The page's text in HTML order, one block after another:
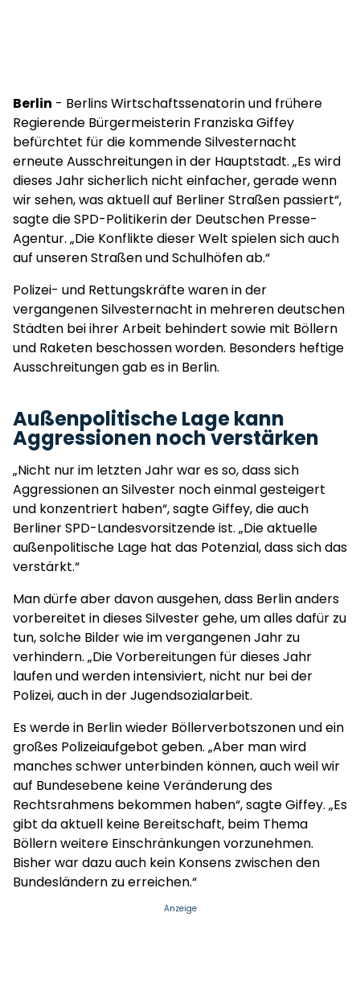
Berlin - Berlins Wirtschaftssenatorin und frühere
Regierende Bürgermeisterin Franziska Giffey
befürchtet für die kommende Silvesternacht
erneute Ausschreitungen in der Hauptstadt. „Es wird
dieses Jahr sicherlich nicht einfacher, gerade wenn
wir sehen, was aktuell auf Berliner Straßen passiert“,
sagte die SPD-Politikerin der Deutschen Presse-
Agentur. „Die Konflikte dieser Welt spielen sich auch
auf unseren Straßen und Schulhöfen ab.“
Polizei- und Rettungskräfte waren in der
vergangenen Silvesternacht in mehreren deutschen
Städten bei ihrer Arbeit behindert sowie mit Böllern
und Raketen beschossen worden. Besonders heftige
Ausschreitungen gab es in Berlin.
Außenpolitische Lage kann
Aggressionen noch verstärken
„Nicht nur im letzten Jahr war es so, dass sich
Aggressionen an Silvester noch einmal gesteigert
und konzentriert haben“, sagte Giffey, die auch
Berliner SPD-Landesvorsitzende ist. „Die aktuelle
außenpolitische Lage hat das Potenzial, dass sich das
verstärkt.“
Man dürfe aber davon ausgehen, dass Berlin anders
vorbereitet in dieses Silvester gehe, um alles dafür zu
tun, solche Bilder wie im vergangenen Jahr zu
verhindern. „Die Vorbereitungen für dieses Jahr
laufen und werden intensiviert, nicht nur bei der
Polizei, auch in der Jugendsozialarbeit.
Es werde in Berlin wieder Böllerverbotszonen und ein
großes Polizeiaufgebot geben. „Aber man wird
manches schwer unterbinden können, auch weil wir
auf Bundesebene keine Veränderung des
Rechtsrahmens bekommen haben“, sagte Giffey. „Es
gibt da aktuell keine Bereitschaft, beim Thema
Böllern weitere Einschränkungen vorzunehmen.
Bisher war dazu auch kein Konsens zwischen den
Bundesländern zu erreichen.“
Anzeige